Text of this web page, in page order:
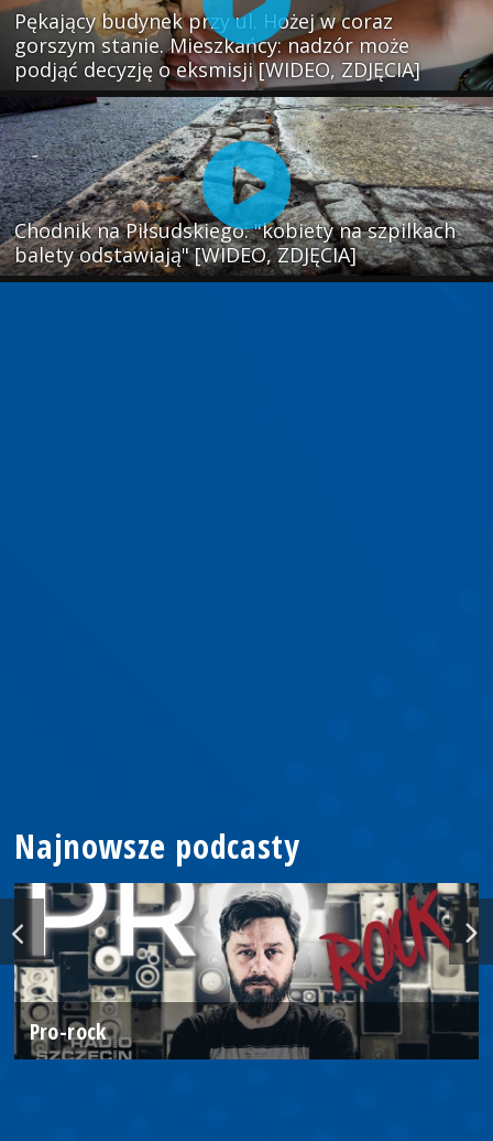
Pękający budynek przy ul. Hożej w coraz
gorszym stanie. Mieszkańcy: nadzór może
podjąć decyzję o eksmisji [WIDEO, ZDJĘCIA]
Chodnik na Piłsudskiego: "kobiety na szpilkach
balety odstawiają" [WIDEO, ZDJĘCIA]
Najnowsze podcasty
Pro-rock